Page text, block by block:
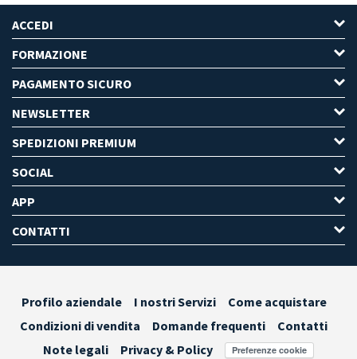
ACCEDI
FORMAZIONE
PAGAMENTO SICURO
NEWSLETTER
SPEDIZIONI PREMIUM
SOCIAL
APP
CONTATTI
Profilo aziendale I nostri Servizi
Come acquistare
Condizioni di vendita
Domande frequenti
Contatti
Note legali
Privacy & Policy Preferenze cookie